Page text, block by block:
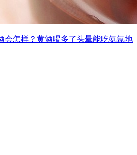
会怎样？黄酒喝多了头晕能吃氨氯地